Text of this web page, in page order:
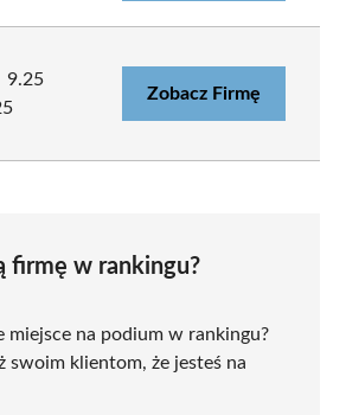
9.25
Zobacz Firmę
firmę w rankingu?
miejsce na podium w rankingu?
swoim klientom, że jesteś na